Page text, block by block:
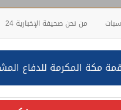
من نحن صحيفة الإخبارية 24
مكة المكرمة للدفاع
للتحالف: نفذنا عملية